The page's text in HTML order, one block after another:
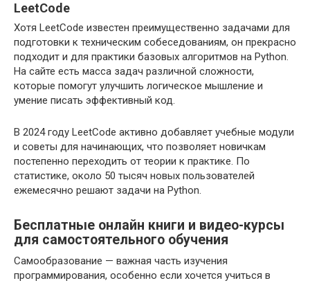
LeetCode
Хотя LeetCode известен преимущественно задачами для
подготовки к техническим собеседованиям, он прекрасно
подходит и для практики базовых алгоритмов на Python.
На сайте есть масса задач различной сложности,
которые помогут улучшить логическое мышление и
умение писать эффективный код.
В 2024 году LeetCode активно добавляет учебные модули
и советы для начинающих, что позволяет новичкам
постепенно переходить от теории к практике. По
статистике, около 50 тысяч новых пользователей
ежемесячно решают задачи на Python.
Бесплатные онлайн книги и видео-курсы
для самостоятельного обучения
Самообразование — важная часть изучения
программирования, особенно если хочется учиться в